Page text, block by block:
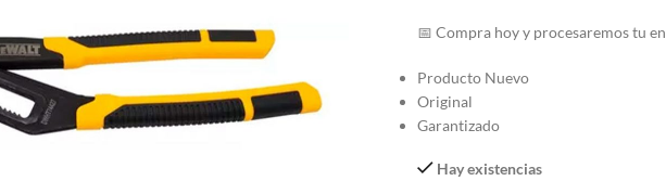
📅 Compra hoy y procesaremos tu
Producto Nuevo
Original
Garantizado
Hay existencias